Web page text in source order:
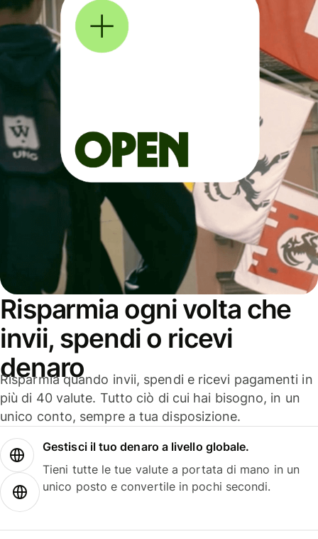
Risparmia ogni volta che
invii, spendi o ricevi
denaro
Risparmia quando invii, spendi e ricevi pagamenti in
più di 40 valute. Tutto ciò di cui hai bisogno, in un
unico conto, sempre a tua disposizione.
Gestisci il tuo denaro a livello globale.
Tieni tutte le tue valute a portata di mano in un
unico posto e convertile in pochi secondi.